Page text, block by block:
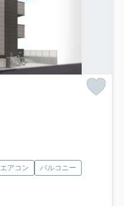
エアコン
バルコニー